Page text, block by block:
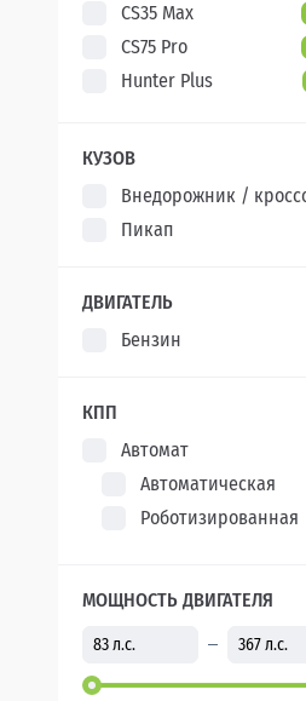
CS35 Max
CS75 Pro
Hunter Plus
КУЗОВ
Внедорожник /
Пикап
ДВИГАТЕЛЬ
Бензин
КПП
Автомат
Автоматическая
Роботизированная
МОЩНОСТЬ ДВИГАТЕЛЯ